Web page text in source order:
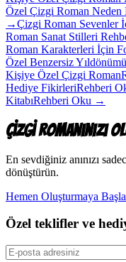
Özel Çizgi Roman Neden
→Çizgi Roman Sevenler
Roman Sanat Stilleri
Roman Karakterleri İçin
Özel Benzersiz
Kişiye Özel Çizgi Roman
Hediye FikirleriRehberi
KitabıRehberi Oku →
Çizgi Romanınızı
En sevdiğiniz anınızı
dönüştürün.
Hemen Oluşturmaya Başla
Özel teklifler ve